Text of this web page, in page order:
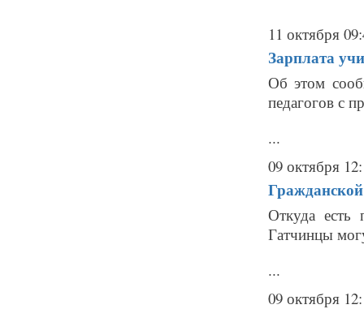
11 октября
Зарплата
Об этом
педагогов с
...
09 октября
Откуда
Гатчинцы
...
09 октября